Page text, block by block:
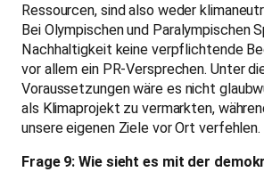
Ressourcen, sind also weder
Bei Olympischen und Paralympischen
Nachhaltigkeit keine verpflichtende
vor allem ein PR-Versprechen. Unter
Voraussetzungen wäre es nicht
als Klimaprojekt zu vermarkten,
unsere eigenen Ziele vor Ort verfehlen.
Frage 9: Wie sieht es mit der